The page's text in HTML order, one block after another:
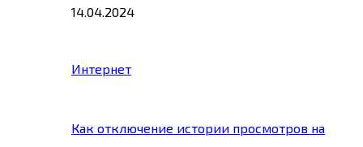
14.04.2024
Интернет
Как отключение истории просмотров на